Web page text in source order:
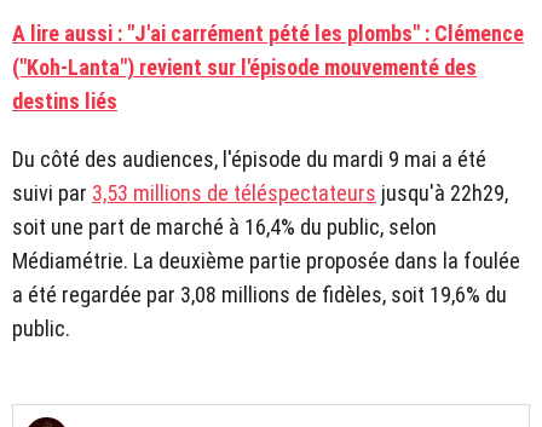
A lire aussi : "J'ai carrément pété les plombs" : Clémence
("Koh-Lanta") revient sur l'épisode mouvementé des
destins liés
Du côté des audiences, l'épisode du mardi 9 mai a été
suivi par 3,53 millions de téléspectateurs jusqu'à 22h29,
soit une part de marché à 16,4% du public, selon
Médiamétrie. La deuxième partie proposée dans la foulée
a été regardée par 3,08 millions de fidèles, soit 19,6% du
public.